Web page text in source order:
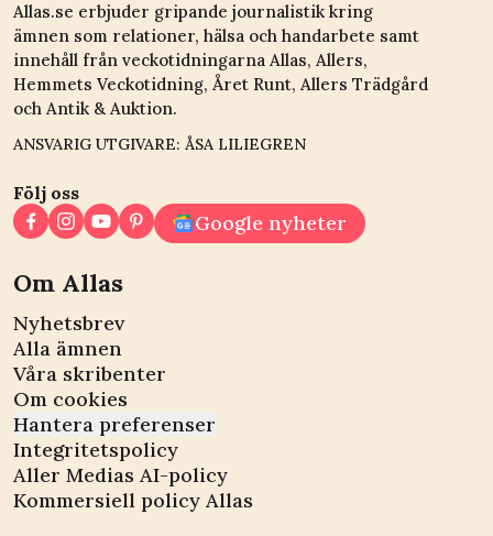
Allas.se erbjuder gripande journalistik kring
ämnen som relationer, hälsa och handarbete samt
innehåll från veckotidningarna Allas, Allers,
Hemmets Veckotidning, Året Runt, Allers Trädgård
och Antik & Auktion.
ANSVARIG UTGIVARE: ÅSA LILIEGREN
Följ oss
Google nyheter
Om Allas
Nyhetsbrev
Alla ämnen
Våra skribenter
Om cookies
Hantera preferenser
Integritetspolicy
Aller Medias AI-policy
Kommersiell policy Allas